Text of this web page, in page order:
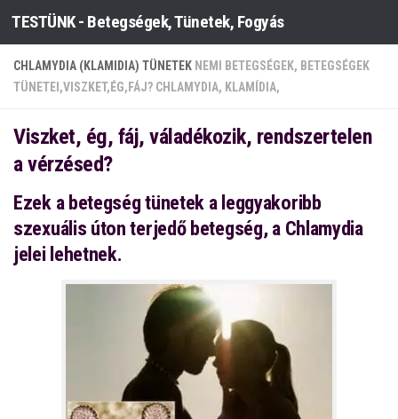
Skip to content
TESTÜNK - Betegségek, Tünetek, Fogyás
CHLAMYDIA (KLAMIDIA) TÜNETEK NEMI BETEGSÉGEK, BETEGSÉGEK
TÜNETEI,VISZKET,ÉG,FÁJ? CHLAMYDIA, KLAMÍDIA,
Viszket, ég, fáj, váladékozik, rendszertelen
a vérzésed?
Ezek a betegség tünetek a leggyakoribb
szexuális úton terjedő betegség, a Chlamydia
jelei lehetnek.